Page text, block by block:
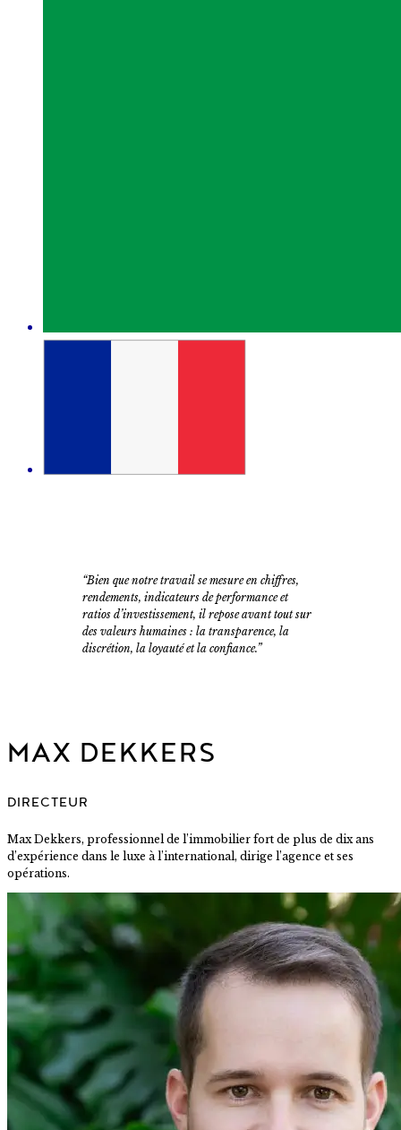
“Bien que notre travail se mesure en chiffres,
rendements, indicateurs de performance et
ratios d’investissement, il repose avant tout sur
des valeurs humaines : la transparence, la
discrétion, la loyauté et la confiance.”
MAX DEKKERS
DIRECTEUR
Max Dekkers, professionnel de l’immobilier fort de plus de dix ans
d’expérience dans le luxe à l’international, dirige l’agence et ses
opérations.